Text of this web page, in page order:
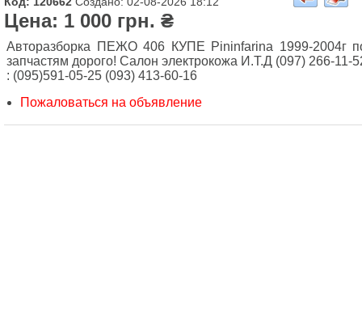
Цена: 1 000 грн. ₴
Авторазборка ПЕЖО 406 КУПЕ Pininfarina 1999-2004г
запчастям дорого! Салон электрокожа И.Т.Д (097) 266-11-
: (095)591-05-25 (093) 413-60-16
Пожаловаться на объявление